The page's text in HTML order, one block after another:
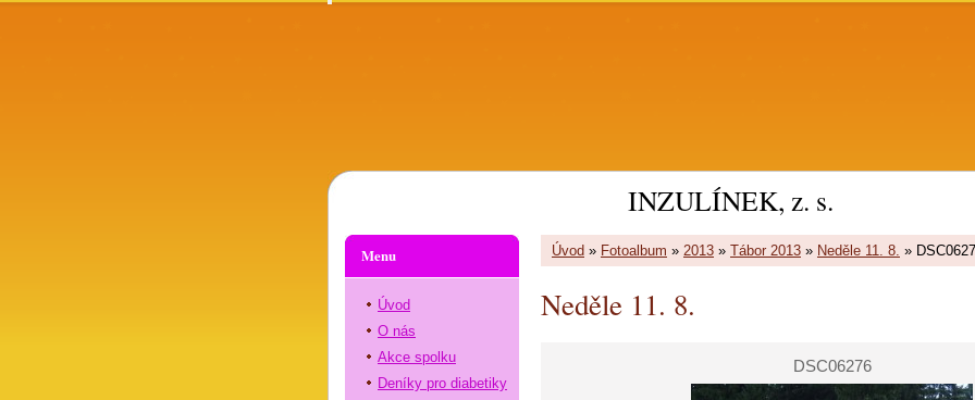
INZULÍNEK, z. s.
Úvod » Fotoalbum » 2013 » Tábor 2013 » Neděle 11. 8. »
Neděle 11. 8.
DSC06276
Menu
Úvod
O nás
Akce spolku
Deníky pro diabetiky